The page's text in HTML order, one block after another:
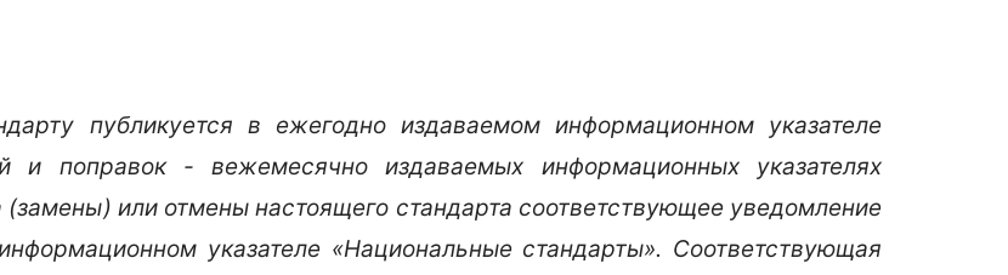
публикуется в ежегодно издаваемом информационном указателе
и поправок - вежемесячно издаваемых информационных указателях
или отмены настоящего стандарта соответствующее уведомление
указателе «Национальные стандарты». Соответствующая